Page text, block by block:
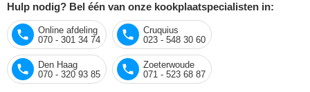
Hulp nodig? Bel één van onze kookplaatspecialisten in:
Online afdeling
070 - 301 34 74
Cruquius
023 - 548 30 60
Den Haag
070 - 320 93 85
Zoeterwoude
071 - 523 68 87